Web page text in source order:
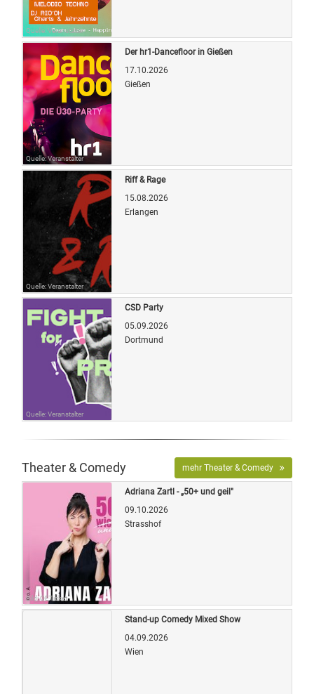
Quelle: Veranstalter
Quelle: Veranstalter
Der hr1-Dancefloor in Gießen
17.10.2026
Gießen
Quelle: Veranstalter
Riff & Rage
15.08.2026
Erlangen
Quelle: Veranstalter
CSD Party
05.09.2026
Dortmund
Theater & Comedy mehr Theater & Comedy
Bild: OETicket
Adriana Zartl - „50+ und geil"
09.10.2026
Strasshof
Stand-up Comedy Mixed Show
04.09.2026
Wien